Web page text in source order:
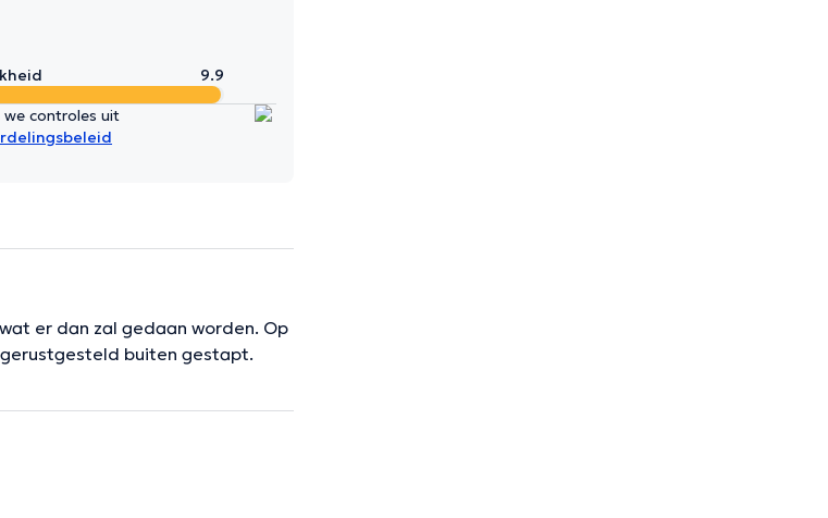
9.9
controles uit
er dan zal gedaan worden. Op
gerustgesteld buiten gestapt.